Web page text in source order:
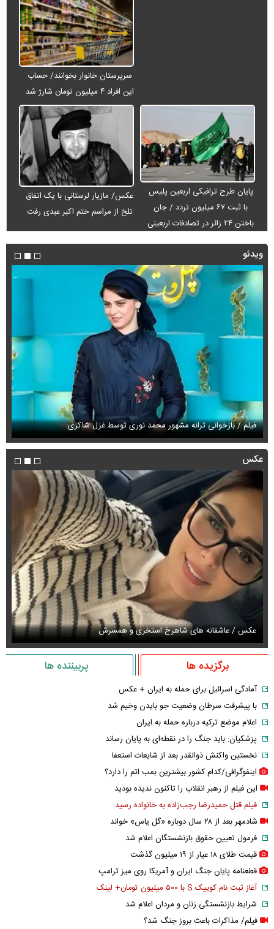
سرپرستان خانوار بخوانند/ حساب
این افراد ۴ میلیون تومان شارژ شد
پایان طرح ترافیکی اربعین پلیس
با ثبت ۶۷ میلیون تردد / جان
باختن ۲۴ زائر در تصادفات اربعینی
عکس/ مازیار لرستانی با یک اتفاق
تلخ از مراسم ختم اکبر عبدی رفت
ویدئو
فیلم / بازخوانی ترانه مشهور محمد نوری توسط غزل شاکری
عکس
عکس / عاشقانه های شاهرخ استخری و همسرش
برگزیده ها پربیننده ها
آمادگی اسرائیل برای حمله به ایران + عکس
با پیشرفت سرطان وضعیت جو بایدن وخیم شد
اعلام موضع ترکیه درباره حمله به ایران
پزشکیان: باید جنگ را در نقطه‌ای به پایان رساند
نخستین واکنش ذوالقدر بعد از شایعات استعفا
اینفوگرافی/کدام کشور بیشترین بمب اتم را دارد؟
این فیلم از رهبر انقلاب را تاکنون ندیده بودید
فیلم قتل حمیدرضا رجب‌زاده به خانواده رسید
شادمهر بعد از ۲۸ سال دوباره «گل یاس» خواند
فرمول تعیین حقوق بازنشستگان اعلام شد
قیمت طلای ۱۸ عیار از ۱۹ میلیون گذشت
قطعنامه پایان جنگ ایران و آمریکا روی میز ترامپ
آغاز ثبت نام کوییک S با ۵۰۰ میلیون تومان+ لینک
شرایط بازنشستگی زنان و مردان اعلام شد
فیلم/ مذاکرات باعث بروز جنگ شد؟